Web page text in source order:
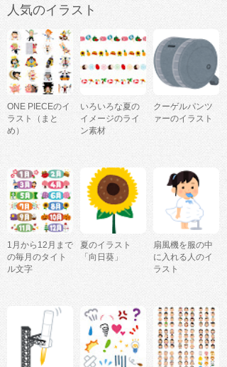
人気のイラスト
ONE PIECEのイ
ラスト（まと
め）
いろいろな夏の
イメージのライ
ン素材
クーゲルパンツ
ァーのイラスト
1月から12月まで
の毎月のタイト
ル文字
夏のイラスト
「向日葵」
扇風機を服の中
に入れる人のイ
ラスト